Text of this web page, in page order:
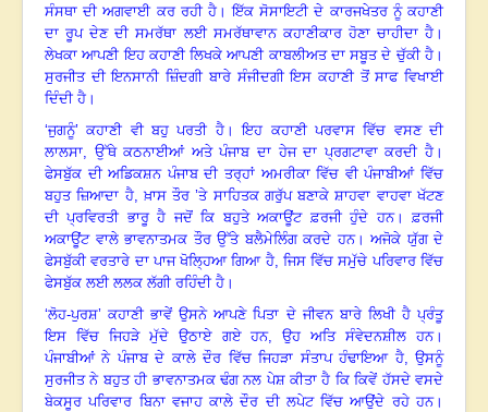
ਸੰਸਥਾ ਦੀ ਅਗਵਾਈ ਕਰ ਰਹੀ ਹੈ।ਇੱਕ ਸੋਸਾਇਟੀ ਦੇ ਕਾਰਜਖੇਤਰ ਨੂੰ ਕਹਾਣੀ
ਦਾ ਰੂਪ ਦੇਣ ਦੀ ਸਮਰੱਥਾ ਲਈ ਸਮਰੱਥਾਵਾਨ ਕਹਾਣੀਕਾਰ ਹੋਣਾ ਚਾਹੀਦਾ ਹੈ ।
ਲੇਖਕਾ ਆਪਣੀ ਇਹ ਕਹਾਣੀ ਲਿਖਕੇ ਆਪਣੀ ਕਾਬਲੀਅਤ ਦਾ ਸਬੂਤ ਦੇ ਚੁੱਕੀ ਹੈ ।
ਸੁਰਜੀਤ ਦੀ ਇਨਸਾਨੀ ਜ਼ਿੰਦਗੀ ਬਾਰੇ ਸੰਜੀਦਗੀ ਇਸ ਕਹਾਣੀ ਤੋਂ ਸਾਫ ਵਿਖਾਈ
ਦਿੰਦੀ ਹੈ ।
‘ਜੁਗਨੂੰ’ ਕਹਾਣੀ ਵੀ ਬਹੁ ਪਰਤੀ ਹੈ।ਇਹ ਕਹਾਣੀ ਪਰਵਾਸ ਵਿੱਚ ਵਸਣ ਦੀ
ਲਾਲਸਾ, ਉੱਥੇ ਕਠਨਾਈਆਂ ਅਤੇ ਪੰਜਾਬ ਦਾ ਹੇਜ ਦਾ ਪ੍ਰਗਟਾਵਾ ਕਰਦੀ ਹੈ ।
ਫੇਸਬੁੱਕ ਦੀ ਅਡਿਕਸ਼ਨ ਪੰਜਾਬ ਦੀ ਤਰ੍ਹਾਂ ਅਮਰੀਕਾ ਵਿੱਚ ਵੀ ਪੰਜਾਬੀਆਂ ਵਿੱਚ
ਬਹੁਤ ਜ਼ਿਆਦਾ ਹੈ, ਖ਼ਾਸ ਤੌਰ ’ਤੇ ਸਾਹਿਤਕ ਗਰੁੱਪ ਬਣਾਕੇ ਸ਼ਾਹਵਾ ਵਾਹਵਾ ਖੱਟਣ
ਦੀ ਪ੍ਰਵਿਰਤੀ ਭਾਰੂ ਹੈ ਜਦੋਂ ਕਿ ਬਹੁਤੇ ਅਕਾਊਂਟ ਫ਼ਰਜੀ ਹੁੰਦੇ ਹਨ।ਫ਼ਰਜੀ
ਅਕਾਊਂਟ ਵਾਲੇ ਭਾਵਨਾਤਮਕ ਤੌਰ ਉੱਤੇ ਬਲੈਮੇਲਿੰਗ ਕਰਦੇ ਹਨ। ਅਜੋਕੇ ਯੁੱਗ ਦੇ
ਫੇਸਬੁੱਕੀ ਵਰਤਾਰੇ ਦਾ ਪਾਜ ਖੋਲ੍ਹਿਆ ਗਿਆ ਹੈ, ਜਿਸ ਵਿੱਚ ਸਮੁੱਚੇ ਪਰਿਵਾਰ ਵਿੱਚ
ਫੇਸਬੁੱਕ ਲਈ ਲਲਕ ਲੱਗੀ ਰਹਿੰਦੀ ਹੈ ।
‘ਲੋਹ-ਪੁਰਸ਼’ ਕਹਾਣੀ ਭਾਵੇਂ ਉਸਨੇ ਆਪਣੇ ਪਿਤਾ ਦੇ ਜੀਵਨ ਬਾਰੇ ਲਿਖੀ ਹੈ ਪ੍ਰੰਤੂ
ਇਸ ਵਿੱਚ ਜਿਹੜੇ ਮੁੱਦੇ ਉਠਾਏ ਗਏ ਹਨ, ਉਹ ਅਤਿ ਸੰਵੇਦਨਸ਼ੀਲ ਹਨ।
ਪੰਜਾਬੀਆਂ ਨੇ ਪੰਜਾਬ ਦੇ ਕਾਲੇ ਦੌਰ ਵਿੱਚ ਜਿਹੜਾ ਸੰਤਾਪ ਹੰਢਾਇਆ ਹੈ, ਉਸਨੂੰ
ਸੁਰਜੀਤ ਨੇ ਬਹੁਤ ਹੀ ਭਾਵਨਾਤਮਕ ਢੰਗ ਨਲ ਪੇਸ਼ ਕੀਤਾ ਹੈ ਕਿ ਕਿਵੇਂ ਹੱਸਦੇ ਵਸਦੇ
ਬੇਕਸੂਰ ਪਰਿਵਾਰ ਬਿਨਾ ਵਜਾਹ ਕਾਲੇ ਦੌਰ ਦੀ ਲਪੇਟ ਵਿੱਚ ਆਉਂਦੇ ਰਹੇ ਹਨ।